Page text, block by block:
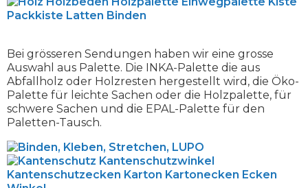
Bei grösseren Sendungen haben wir eine grosse
Auswahl aus Palette. Die INKA-Palette die aus
Abfallholz oder Holzresten hergestellt wird, die Öko-
Palette für leichte Sachen oder die Holzpalette, für
schwere Sachen und die EPAL-Palette für den
Paletten-Tausch.